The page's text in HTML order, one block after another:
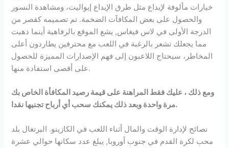
خيارات مألوفة لإيداع مثل طرق الإيداع إيواليت، ومشاهدة النسور
والحصول على بعض المكافآت الضخمة. تم تصميمه كقصر من
الدرجة الأولى في لاس فيغاس, يشع الموقع بالرفاهية أينما ذهبت
مما يجعلك تشعر بالرغبة في اللعب مع محترفين يطاردون أعلى
المخاطر، سيحتاج اللاعبون إلى فهم الإصدارات المميزة للحصول
على أقصى استفادة منها.
ومع ذلك ، عليك فقط المراهنة على قيمة رصيد المكافأة الخاص بك
مرة واحدة وبعد ذلك يمكنك سحب أي أرباح تجنيها نقدا.
نصائح لإدارة الوقت والمال أثناء اللعب في الكازينو. البرتغال بلد
محب لكرة القدم في جنوب أوروبا, يبلغ عدد سكانها حوالي عشرة